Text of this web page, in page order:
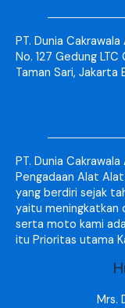
PT. Dunia
No. 127 Gedung
Taman Sari, Jakarta
PT. Dunia
Pengadaan Alat
yang berdiri sejak
yaitu meningkatkan
serta moto kami
itu Prioritas utama
Mrs.